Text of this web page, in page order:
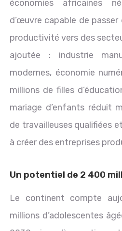
économies africaines
d’œuvre capable de
productivité vers des
ajoutée : industrie
modernes, économie
millions de filles
mariage d’enfants réduit
de travailleuses qualifiées
à créer des entreprises
Un potentiel de 2 400
Le continent compte
millions d’adolescentes